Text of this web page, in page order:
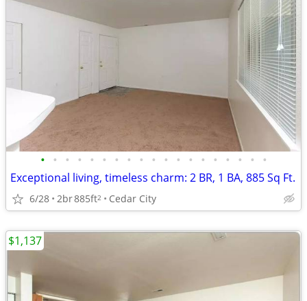
• • • • • • • • • • • • • • • • • • •
Exceptional living, timeless charm: 2 BR, 1 BA, 885 Sq Ft.
6/28 2br885ft2 Cedar City
$1,137